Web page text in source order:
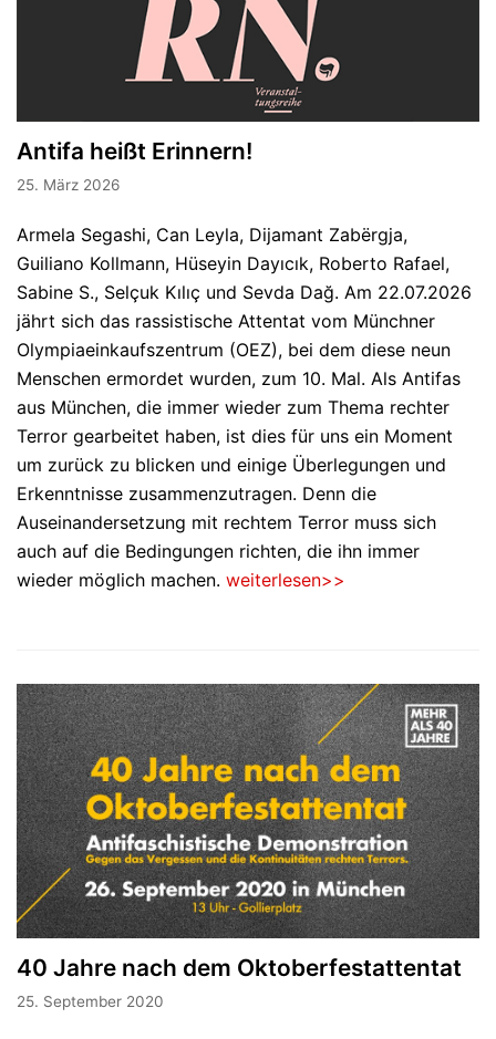
Antifa heißt Erinnern!
25. März 2026
Armela Segashi, Can Leyla, Dijamant Zabërgja,
Guiliano Kollmann, Hüseyin Dayıcık, Roberto Rafael,
Sabine S., Selçuk Kılıç und Sevda Dağ. Am 22.07.2026
jährt sich das rassistische Attentat vom Münchner
Olympiaeinkaufszentrum (OEZ), bei dem diese neun
Menschen ermordet wurden, zum 10. Mal. Als Antifas
aus München, die immer wieder zum Thema rechter
Terror gearbeitet haben, ist dies für uns ein Moment
um zurück zu blicken und einige Überlegungen und
Erkenntnisse zusammenzutragen. Denn die
Auseinandersetzung mit rechtem Terror muss sich
auch auf die Bedingungen richten, die ihn immer
wieder möglich machen. weiterlesen>>
40 Jahre nach dem Oktoberfestattentat
25. September 2020